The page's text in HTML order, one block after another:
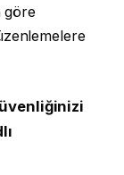
göre